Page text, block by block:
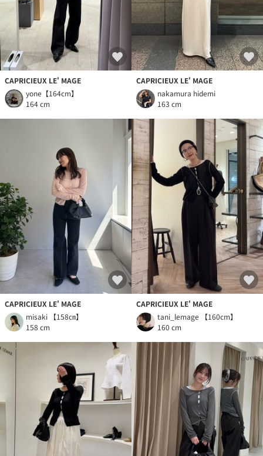
CAPRICIEUX LE' MAGE
yone【164cm】
164 cm
CAPRICIEUX LE' MAGE
nakamura hidemi
163 cm
CAPRICIEUX LE' MAGE
misaki 【158㎝】
158 cm
CAPRICIEUX LE' MAGE
tani_lemage 【160cm】
160 cm